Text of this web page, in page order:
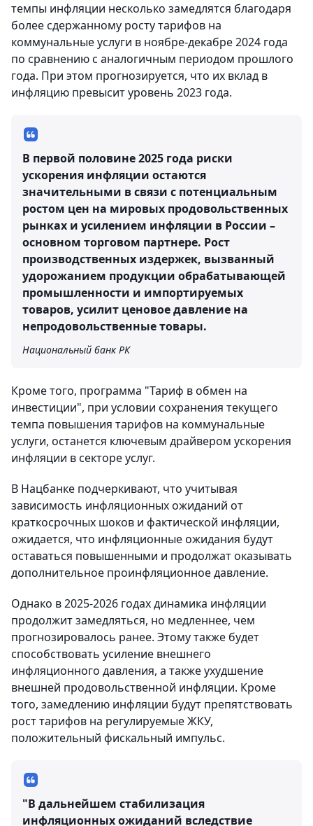
темпы инфляции несколько замедлятся благодаря
более сдержанному росту тарифов на
коммунальные услуги в ноябре-декабре 2024 года
по сравнению с аналогичным периодом прошлого
года. При этом прогнозируется, что их вклад в
инфляцию превысит уровень 2023 года.
В первой половине 2025 года риски
ускорения инфляции остаются
значительными в связи с потенциальным
ростом цен на мировых продовольственных
рынках и усилением инфляции в России –
основном торговом партнере. Рост
производственных издержек, вызванный
удорожанием продукции обрабатывающей
промышленности и импортируемых
товаров, усилит ценовое давление на
непродовольственные товары.
Национальный банк РК
Кроме того, программа "Тариф в обмен на
инвестиции", при условии сохранения текущего
темпа повышения тарифов на коммунальные
услуги, останется ключевым драйвером ускорения
инфляции в секторе услуг.
В Нацбанке подчеркивают, что учитывая
зависимость инфляционных ожиданий от
краткосрочных шоков и фактической инфляции,
ожидается, что инфляционные ожидания будут
оставаться повышенными и продолжат оказывать
дополнительное проинфляционное давление.
Однако в 2025-2026 годах динамика инфляции
продолжит замедляться, но медленнее, чем
прогнозировалось ранее. Этому также будет
способствовать усиление внешнего
инфляционного давления, а также ухудшение
внешней продовольственной инфляции. Кроме
того, замедлению инфляции будут препятствовать
рост тарифов на регулируемые ЖКУ,
положительный фискальный импульс.
"В дальнейшем стабилизация
инфляционных ожиданий вследствие